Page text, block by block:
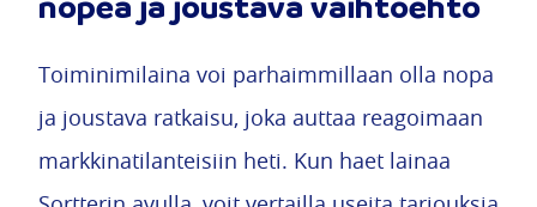
Toiminimilaina voi parhaimmillaan olla nopa
ja joustava ratkaisu, joka auttaa reagoimaan
markkinatilanteisiin heti. Kun haet lainaa